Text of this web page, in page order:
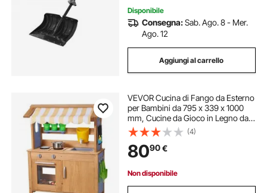
Disponibile
Consegna:Sab. Ago. 8 - Mer.
Ago. 12
Aggiungi al carrello
VEVOR Cucina di Fango da Esterno
per Bambini da 795 x 339 x 1000
mm, Cucine da Gioco in Legno da
Esterno con Cucchiai, Lavello,
Vasca, Tettuccio Parasole, Pale,
Pentole e Accessori, per Prato
(4)
8090€
Non disponibile